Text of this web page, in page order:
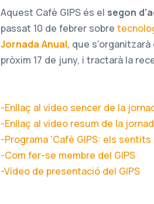
Aquest Cafè GIPS és el segon
passat 10 de febrer sobre
Jornada Anual, que
pròxim 17 de juny, i tractarà la
-Enllaç al vídeo sencer de la
-Enllaç al vídeo resum de la
-Programa 'Cafè GIPS: els sentits
-Com fer-se membre del GIPS
-Vídeo de presentació del GIPS